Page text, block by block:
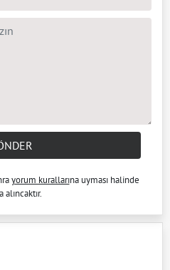
yorum kurallarına uyması halinde
alıncaktır.